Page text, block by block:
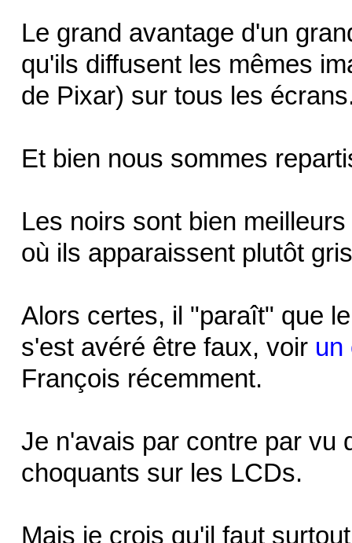
Le grand avantage d'un
qu'ils diffusent les mêmes
de Pixar) sur tous les
Et bien nous sommes
Les noirs sont bien
où ils apparaissent plutôt
Alors certes, il "paraît" que
s'est avéré être faux, voir un
François récemment.
Je n'avais par contre par vu
choquants sur les LCDs.
Mais je crois qu'il faut